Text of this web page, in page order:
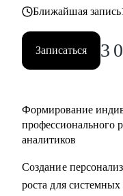
выбрать направление
строить карьеру в
есть траектории
senior, lead)
• Бизнес‑аналитикам
• Senior/lead‑уровню:
сложным интервью,
Ближайшая запись
Записаться 3
Формирование
профессионального
аналитиков
Создание
роста для